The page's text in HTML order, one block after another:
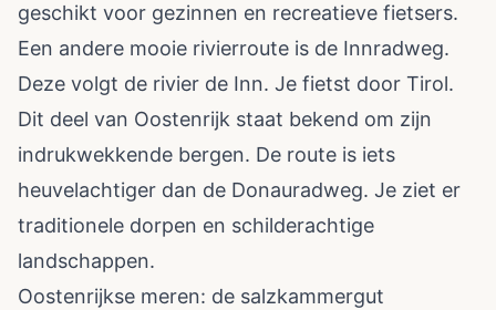
geschikt voor gezinnen en recreatieve fietsers.
Een andere mooie rivierroute is de Innradweg.
Deze volgt de rivier de Inn. Je fietst door Tirol.
Dit deel van Oostenrijk staat bekend om zijn
indrukwekkende bergen. De route is iets
heuvelachtiger dan de Donauradweg. Je ziet er
traditionele dorpen en schilderachtige
landschappen.
Oostenrijkse meren: de salzkammergut